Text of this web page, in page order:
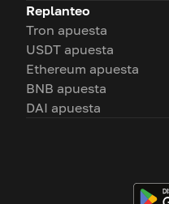
Replanteo
Tron apuesta
USDT apuesta
Ethereum apuesta
BNB apuesta
DAI apuesta